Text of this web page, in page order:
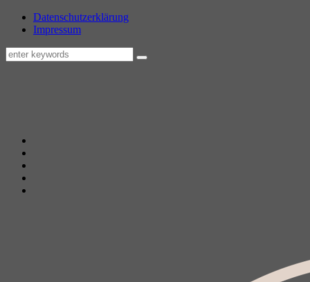
Datenschutzerklärung
Impressum